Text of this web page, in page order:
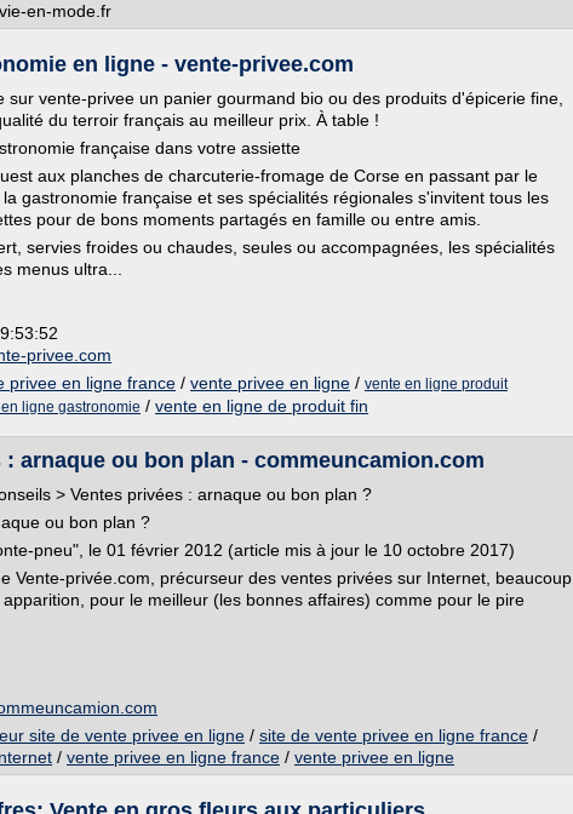
en-mode.fr
en ligne - vente-privee.com
sur vente-privee un panier gourmand bio ou des produits d'épicerie fine,
du terroir français au meilleur prix. À table !
française dans votre assiette
aux planches de charcuterie-fromage de Corse en passant par le
gastronomie française et ses spécialités régionales s'invitent tous les
pour de bons moments partagés en famille ou entre amis.
servies froides ou chaudes, seules ou accompagnées, les spécialités
menus ultra...
privee.com
privee en ligne france / vente privee en ligne / vente en ligne produit
ligne gastronomie / vente en ligne de produit fin
: arnaque ou bon plan - commeuncamion.com
> Ventes privées : arnaque ou bon plan ?
ou bon plan ?
pneu", le 01 février 2012 (article mis à jour le 10 octobre 2017)
Vente-privée.com, précurseur des ventes privées sur Internet, beaucoup
pour le meilleur (les bonnes affaires) comme pour le pire
site de vente privee en ligne / site de vente privee en ligne france /
/ vente privee en ligne france / vente privee en ligne